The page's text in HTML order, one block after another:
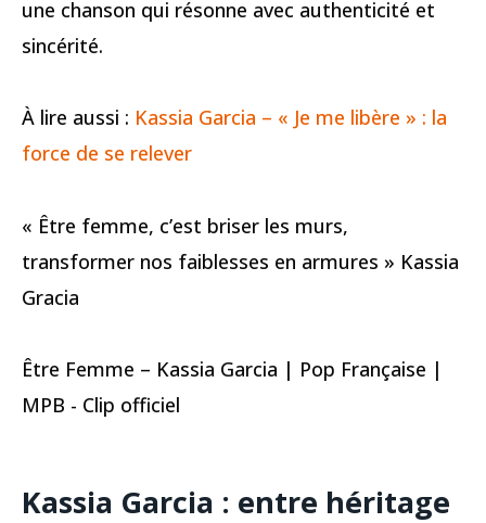
une chanson qui résonne avec authenticité et
sincérité.
À lire aussi : Kassia Garcia – « Je me libère » : la
force de se relever
« Être femme, c’est briser les murs,
transformer nos faiblesses en armures » Kassia
Gracia
Être Femme – Kassia Garcia | Pop Française |
MPB - Clip officiel
Kassia Garcia : entre héritage